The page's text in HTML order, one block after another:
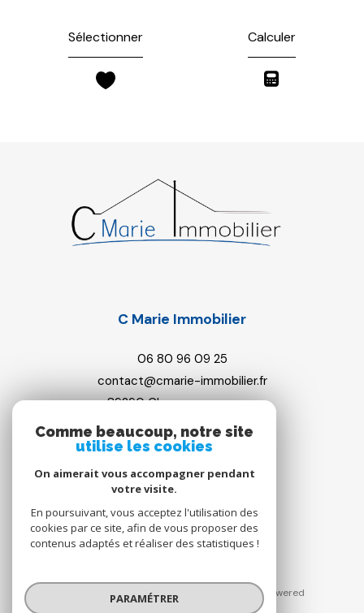
Sélectionner Calculer
C Marie Immobilier
06 80 96 09 25
contact@cmarie-immobilier.fr
89290 champs-sur-yonne
Adhérents
© 2026 | Tous droits réservés | Traduction powered
by Google |
Comme beaucoup, notre site
utilise les cookies
On aimerait vous accompagner pendant
votre visite.
En poursuivant, vous acceptez l'utilisation des
cookies par ce site, afin de vous proposer des
contenus adaptés et réaliser des statistiques !
PARAMÉTRER